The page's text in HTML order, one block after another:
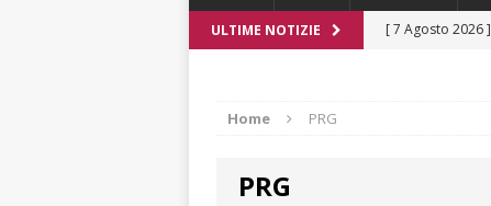
ULTIME NOTIZIE [ 7 Agosto 2026 ]
Home PRG
PRG